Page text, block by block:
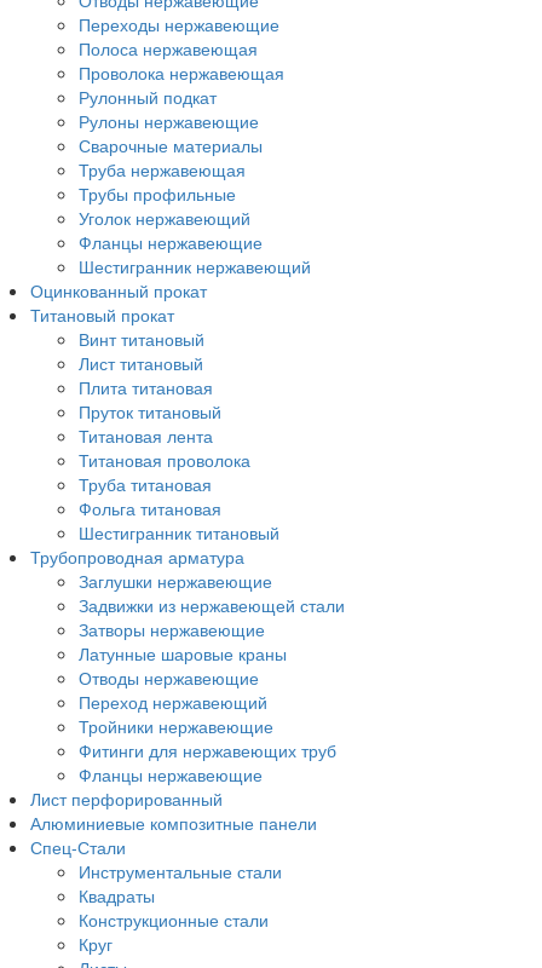
Переходы нержавеющие
Полоса нержавеющая
Проволока нержавеющая
Рулонный подкат
Рулоны нержавеющие
Сварочные материалы
Труба нержавеющая
Трубы профильные
Уголок нержавеющий
Фланцы нержавеющие
Шестигранник нержавеющий
Оцинкованный прокат
Титановый прокат
Винт титановый
Лист титановый
Плита титановая
Пруток титановый
Титановая лента
Титановая проволока
Труба титановая
Фольга титановая
Шестигранник титановый
Трубопроводная арматура
Заглушки нержавеющие
Задвижки из нержавеющей стали
Затворы нержавеющие
Латунные шаровые краны
Отводы нержавеющие
Переход нержавеющий
Тройники нержавеющие
Фитинги для нержавеющих труб
Фланцы нержавеющие
Лист перфорированный
Алюминиевые композитные панели
Спец-Стали
Инструментальные стали
Квадраты
Конструкционные стали
Круг